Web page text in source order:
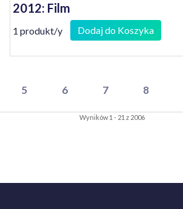
2012: Film
1 produkt/y Dodaj do Koszyka
5 6 7 8
Wyników 1 - 21 z 2006